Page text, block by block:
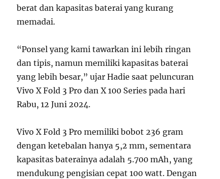
berat dan kapasitas baterai yang kurang
memadai.
“Ponsel yang kami tawarkan ini lebih ringan
dan tipis, namun memiliki kapasitas baterai
yang lebih besar,” ujar Hadie saat peluncuran
Vivo X Fold 3 Pro dan X 100 Series pada hari
Rabu, 12 Juni 2024.
Vivo X Fold 3 Pro memiliki bobot 236 gram
dengan ketebalan hanya 5,2 mm, sementara
kapasitas baterainya adalah 5.700 mAh, yang
mendukung pengisian cepat 100 watt. Dengan